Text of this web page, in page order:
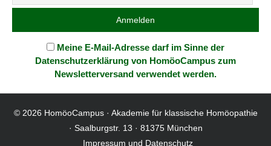
Meine E-Mail-Adresse darf im Sinne der
Datenschutzerklärung von HomöoCampus zum
Newsletterversand verwendet werden.
© 2026 HomöoCampus· Akademie für klassische Homöopathie
· Saalburgstr. 13 · 81375 München
Impressum und Datenschutz